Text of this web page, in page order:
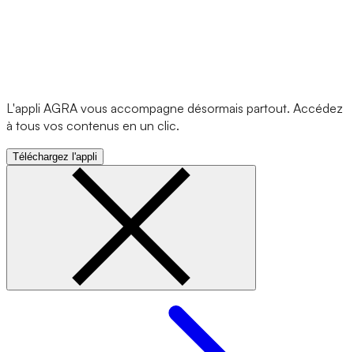
L'appli AGRA vous accompagne désormais partout. Accédez
à tous vos contenus en un clic.
Téléchargez l'appli